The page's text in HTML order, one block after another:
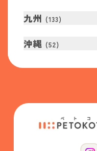
九州 (133)
沖縄 (52)